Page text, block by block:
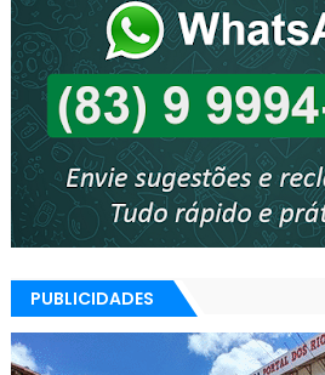
PUBLICIDADES